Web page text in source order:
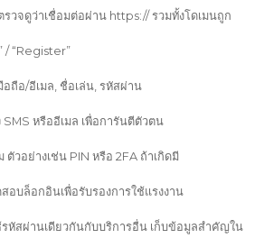
รวจดูว่าเชื่อมต่อผ่าน https:// รวมทั้งโดเมนถูก
/ “Register”
ถือ/อีเมล, ชื่อเล่น, รหัสผ่าน
หรืออีเมล เพื่อการันตีตัวตน
ตัวอย่างเช่น PIN หรือ 2FA ถ้าเกิดมี
บล็อกอินเพื่อรับรองการใช้แรงงาน
รหัสผ่านเดียวกันกับบริการอื่น เก็บข้อมูลสำคัญใน